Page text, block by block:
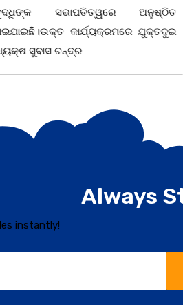
ସଭାପତିତ୍ୱରେ ଅନୁଷ୍ଠିତ
କାର୍ଯ୍ୟକ୍ରମରେ ଯୁକ୍ତଦୁଇ
ସୁବାସ ଚନ୍ଦ୍ର
Always
instantly!